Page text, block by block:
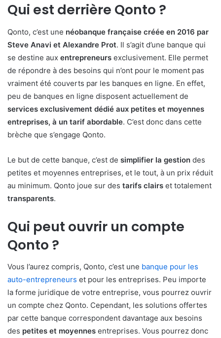
Qui est derrière Qonto ?
Qonto, c’est une néobanque française créée en 2016 par
Steve Anavi et Alexandre Prot. Il s’agit d’une banque qui
se destine aux entrepreneurs exclusivement. Elle permet
de répondre à des besoins qui n’ont pour le moment pas
vraiment été couverts par les banques en ligne. En effet,
peu de banques en ligne disposent actuellement de
services exclusivement dédié aux petites et moyennes
entreprises, à un tarif abordable. C’est donc dans cette
brèche que s’engage Qonto.
Le but de cette banque, c’est de simplifier la gestion des
petites et moyennes entreprises, et le tout, à un prix réduit
au minimum. Qonto joue sur des tarifs clairs et totalement
transparents.
Qui peut ouvrir un compte
Qonto ?
Vous l’aurez compris, Qonto, c’est une banque pour les
auto-entrepreneurs et pour les entreprises. Peu importe
la forme juridique de votre entreprise, vous pourrez ouvrir
un compte chez Qonto. Cependant, les solutions offertes
par cette banque correspondent davantage aux besoins
des petites et moyennes entreprises. Vous pourrez donc